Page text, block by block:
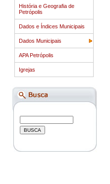
História e Geografia de
Petrópolis
Dados e Índices Municipais
Dados Municipais
APA Petrópolis
Igrejas